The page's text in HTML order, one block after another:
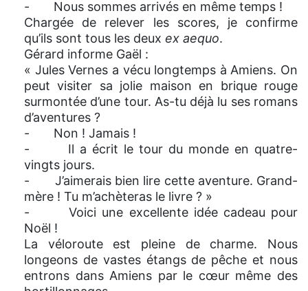
- Nous sommes arrivés en même temps !
Chargée de relever les scores, je confirme
qu’ils sont tous les deux ex aequo.
Gérard informe Gaël :
« Jules Vernes a vécu longtemps à Amiens. On
peut visiter sa jolie maison en brique rouge
surmontée d’une tour. As-tu déjà lu ses romans
d’aventures ?
- Non ! Jamais !
- Il a écrit le tour du monde en quatre-
vingts jours.
- J’aimerais bien lire cette aventure. Grand-
mère ! Tu m’achèteras le livre ? »
- Voici une excellente idée cadeau pour
Noël !
La véloroute est pleine de charme. Nous
longeons de vastes étangs de pêche et nous
entrons dans Amiens par le cœur même des